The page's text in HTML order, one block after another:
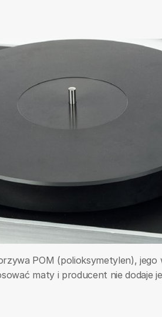
POM (polioksymetylen), jego
maty i producent nie dodaje